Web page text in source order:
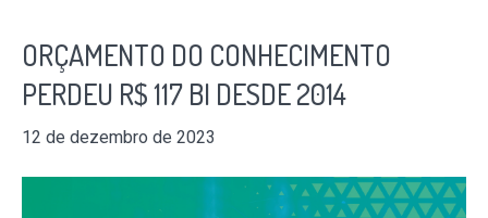
ORÇAMENTO DO CONHECIMENTO
PERDEU R$ 117 BI DESDE 2014
12 de dezembro de 2023